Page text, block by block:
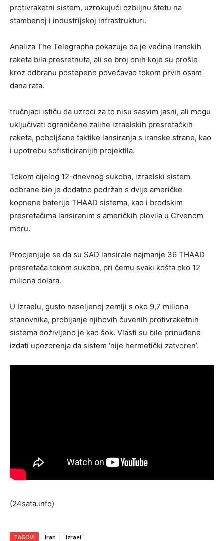
protivraketni sistem, uzrokujući ozbiljnu štetu na
stambenoj i industrijskoj infrastrukturi.
Analiza The Telegrapha pokazuje da je većina iranskih
raketa bila presretnuta, ali se broj onih koje su prošle
kroz odbranu postepeno povećavao tokom prvih osam
dana rata.
tručnjaci ističu da uzroci za to nisu sasvim jasni, ali mogu
uključivati ograničene zalihe izraelskih presretačkih
raketa, poboljšane taktike lansiranja s iranske strane, kao
i upotrebu sofisticiranijih projektila.
Tokom cijelog 12-dnevnog sukoba, izraelski sistem
odbrane bio je dodatno podržan s dvije američke
kopnene baterije THAAD sistema, kao i brodskim
presretačima lansiranim s američkih plovila u Crvenom
moru.
Procjenjuje se da su SAD lansirale najmanje 36 THAAD
presretača tokom sukoba, pri čemu svaki košta oko 12
miliona dolara.
U Izraelu, gusto naseljenoj zemlji s oko 9,7 miliona
stanovnika, probijanje njihovih čuvenih protivraketnih
sistema doživljeno je kao šok. Vlasti su bile prinuđene
izdati upozorenja da sistem ‘nije hermetički zatvoren’.
(24sata.info)
TAGOVI Iran Izrael